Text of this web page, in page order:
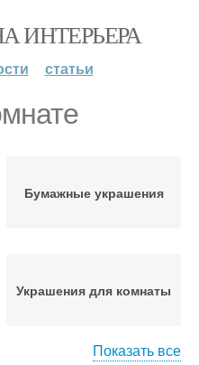
ИНТЕРЬЕРА
статьи
Бумажные украшения
Украшения для комнаты
Показать все